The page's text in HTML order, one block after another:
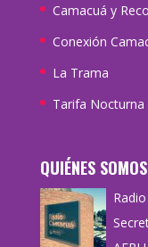
Camacuá y
Conexión
La Trama
Tarifa
QUIÉNES SOMOS